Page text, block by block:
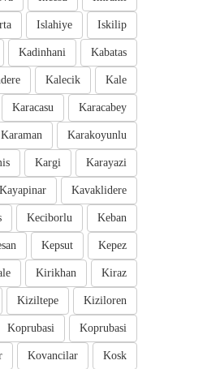
Iskilip
Islahiye
Kabatas
Kadinhani
Kale
Kalecik
Karacabey
Karacasu
Karakoyunlu
Karaman
Karayazi
Kargi
Kavaklidere
Kayapinar
Keban
Keciborlu
Kepez
Kepsut
Kiraz
Kirikhan
Kiziloren
Kiziltepe
Koprubasi
Koprubasi
Kosk
Kovancilar